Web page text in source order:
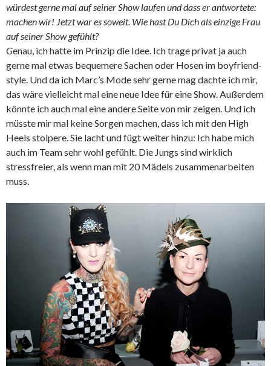
würdest gerne mal auf seiner Show laufen und dass er antwortete:
machen wir! Jetzt war es soweit. Wie hast Du Dich als einzige Frau
auf seiner Show gefühlt?
Genau, ich hatte im Prinzip die Idee. Ich trage privat ja auch
gerne mal etwas bequemere Sachen oder Hosen im boyfriend-
style. Und da ich Marc’s Mode sehr gerne mag dachte ich mir,
das wäre vielleicht mal eine neue Idee für eine Show. Außerdem
könnte ich auch mal eine andere Seite von mir zeigen. Und ich
müsste mir mal keine Sorgen machen, dass ich mit den High
Heels stolpere. Sie lacht und fügt weiter hinzu: Ich habe mich
auch im Team sehr wohl gefühlt. Die Jungs sind wirklich
stressfreier, als wenn man mit 20 Mädels zusammenarbeiten
muss.